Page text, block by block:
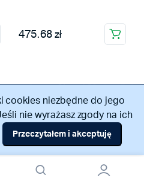
475.68 zł
Regulamin|Polityka prywatności
cookies niezbędne do jego
nie wyrażasz zgody na ich
Przeczytałem i akceptuję